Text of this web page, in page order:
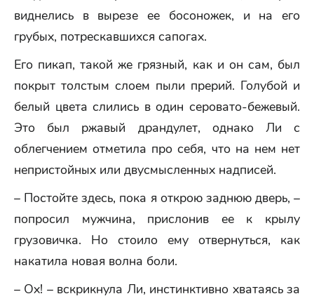
виднелись в вырезе ее босоножек, и на его
грубых, потрескавшихся сапогах.
Его пикап, такой же грязный, как и он сам, был
покрыт толстым слоем пыли прерий. Голубой и
белый цвета слились в один серовато-бежевый.
Это был ржавый драндулет, однако Ли с
облегчением отметила про себя, что на нем нет
непристойных или двусмысленных надписей.
– Постойте здесь, пока я открою заднюю дверь, –
попросил мужчина, прислонив ее к крылу
грузовичка. Но стоило ему отвернуться, как
накатила новая волна боли.
– Ox! – вскрикнула Ли, инстинктивно хватаясь за